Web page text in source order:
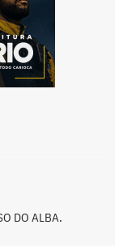
DO ALBA.